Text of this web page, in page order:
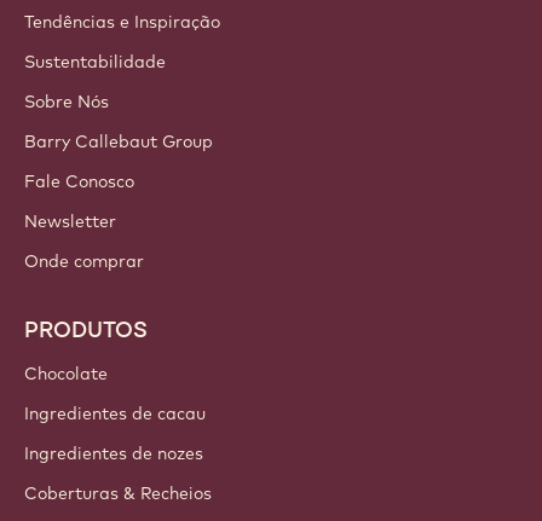
Tendências e Inspiração
Sustentabilidade
Sobre Nós
Barry Callebaut Group
Fale Conosco
Newsletter
Onde comprar
PRODUTOS
Chocolate
Ingredientes de cacau
Ingredientes de nozes
Coberturas & Recheios